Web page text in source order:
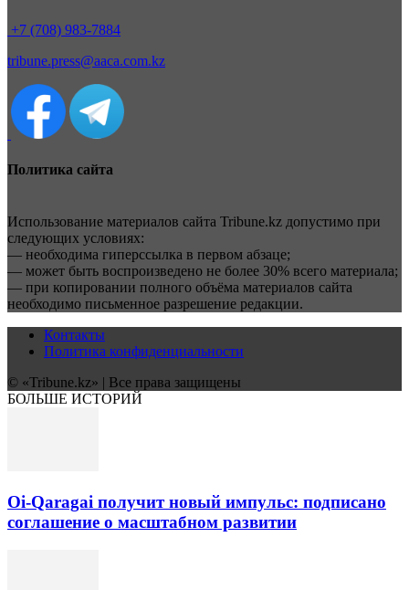
+7 (708) 983-7884
tribune.press@aaca.com.kz
Политика сайта
Использование материалов сайта Tribune.kz допустимо при
следующих условиях:
— необходима гиперссылка в первом абзаце;
— может быть воспроизведено не более 30% всего материала;
— при копировании полного объёма материалов сайта
необходимо письменное разрешение редакции.
Контакты
Политика конфиденциальности
© «Tribune.kz» | Все права защищены
БОЛЬШЕ ИСТОРИЙ
Oi-Qaragai получит новый импульс: подписано
соглашение о масштабном развитии